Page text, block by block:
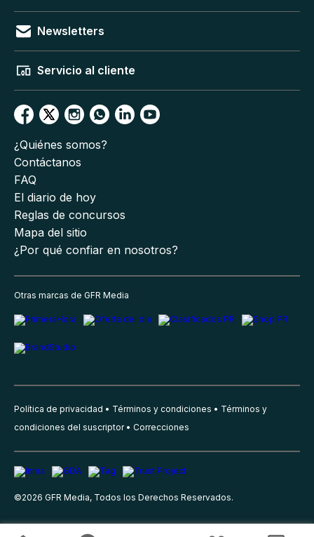
Newsletters
Servicio al cliente
¿Quiénes somos?
Contáctanos
FAQ
El diario de hoy
Reglas de concursos
Mapa del sitio
¿Por qué confiar en nosotros?
Otras marcas de GFR Media
Política de privacidad Términos y condiciones
Términos y
condiciones del suscriptor
Correcciones
©2026 GFR Media, Todos los Derechos Reservados.